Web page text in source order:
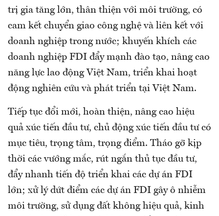
trị gia tăng lớn, thân thiện với môi trường, có
cam kết chuyển giao công nghệ và liên kết với
doanh nghiệp trong nước; khuyến khích các
doanh nghiệp FDI đẩy mạnh đào tạo, nâng cao
năng lực lao động Việt Nam, triển khai hoạt
động nghiên cứu và phát triển tại Việt Nam.
Tiếp tục đổi mới, hoàn thiện, nâng cao hiệu
quả xúc tiến đầu tư, chủ động xúc tiến đầu tư có
mục tiêu, trọng tâm, trọng điểm. Tháo gỡ kịp
thời các vướng mắc, rút ngắn thủ tục đầu tư,
đẩy nhanh tiến độ triển khai các dự án FDI
lớn; xử lý dứt điểm các dự án FDI gây ô nhiễm
môi trường, sử dụng đất không hiệu quả, kinh